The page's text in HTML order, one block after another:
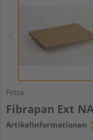
Finsa
Fibrapan Ext
Artikelinformationen